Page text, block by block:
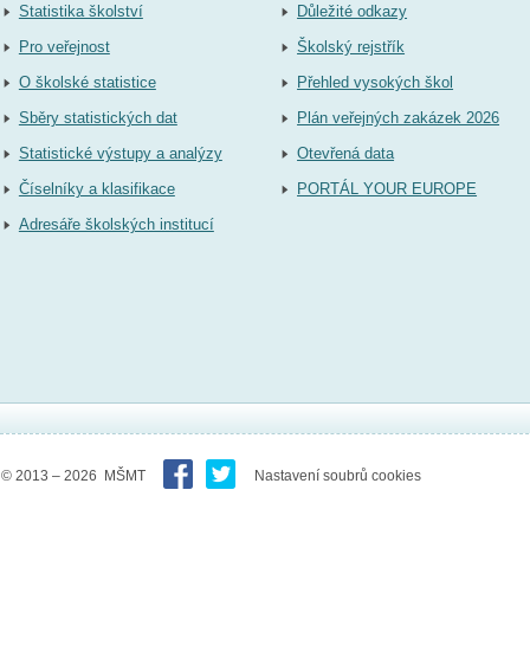
Statistika školství
Pro veřejnost
O školské statistice
Sběry statistických dat
Statistické výstupy a analýzy
Číselníky a klasifikace
Adresáře školských institucí
Důležité odkazy
Školský rejstřík
Přehled vysokých škol
Plán veřejných zakázek 2026
Otevřená data
PORTÁL YOUR EUROPE
© 2013 – 2026 MŠMT Nastavení soubrů cookies